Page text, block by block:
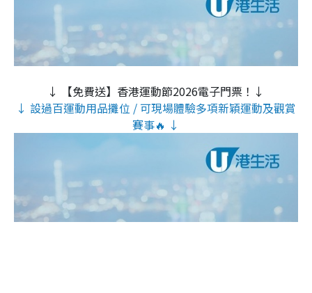
↓ 【免費送】香港運動節2026電子門票！↓
↓ 設過百運動用品攤位 / 可現場體驗多項新穎運動及觀賞
賽事🔥 ↓